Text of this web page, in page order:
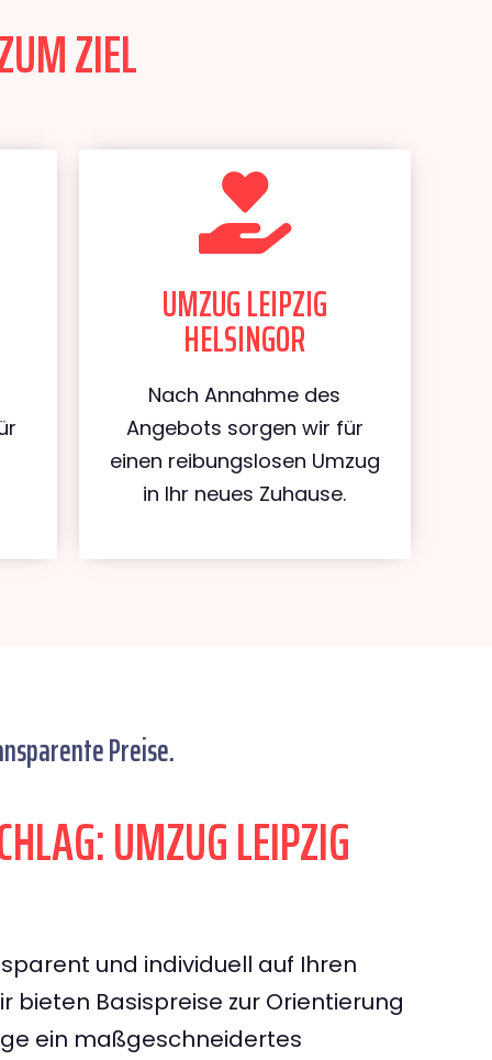
ZIEL
UMZUG LEIPZIG
HELSINGOR
Nach Annahme des
Angebots sorgen wir für
einen reibungslosen Umzug
in Ihr neues Zuhause.
Preise.
UMZUG LEIPZIG
und individuell auf Ihren
bieten Basispreise zur Orientierung
ein maßgeschneidertes